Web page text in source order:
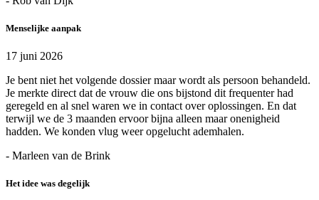
Menselijke aanpak
17 juni 2026
Je bent niet het volgende dossier maar wordt als persoon behandeld.
Je merkte direct dat de vrouw die ons bijstond dit frequenter had
geregeld en al snel waren we in contact over oplossingen. En dat
terwijl we de 3 maanden ervoor bijna alleen maar onenigheid
hadden. We konden vlug weer opgelucht ademhalen.
- Marleen van de Brink
Het idee was degelijk